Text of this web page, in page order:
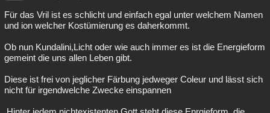
Für das Vril ist es schlicht und einfach egal unter welchem Namen
und ion welcher Kostümierung es daherkommt.
Ob nun Kundalini,Licht oder wie auch immer es ist die Energieform
gemeint die uns allen Leben gibt.
Diese ist frei von jeglicher Färbung jedweger Coleur und lässt sich
nicht für irgendwelche Zwecke einspannen